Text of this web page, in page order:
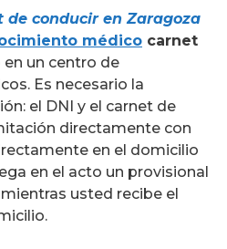
de conducir en Zaragoza
médico carnet
en un centro de
Es necesario la
el DNI y el carnet de
directamente con
en el domicilio
en el acto un provisional
usted recibe el